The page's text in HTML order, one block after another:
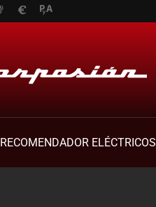
RECOMENDADOR ELÉCTRICOS